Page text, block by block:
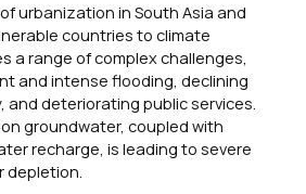
urbanization in South Asia and
countries to climate
a range of complex challenges,
and intense flooding, declining
and deteriorating public services.
groundwater, coupled with
recharge, is leading to severe
depletion.